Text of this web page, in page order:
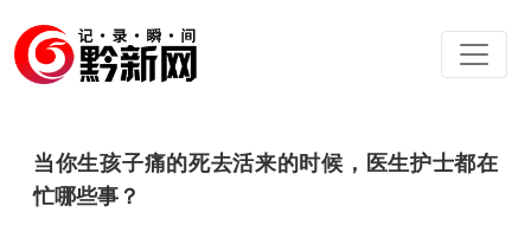
当你生孩子痛的死去活来的时候，医生护士都在
忙哪些事？